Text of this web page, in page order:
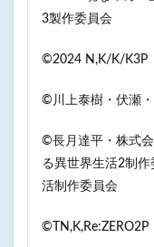
3製作委員会
©️2024 N,K/K/K3P
©️川上泰樹・伏瀬
©長月達平・株式
る異世界生活2制
活制作委員会
©️TN,K,Re:ZERO2P